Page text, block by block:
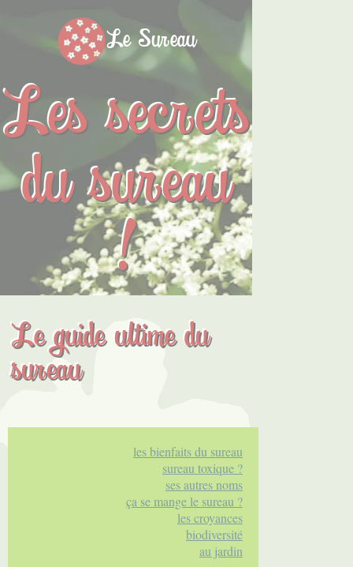
Le Sureau
Les secrets
du sureau
!
Le guide ultime du
sureau
les bienfaits du sureau
sureau toxique ?
ses autres noms
ça se mange le sureau ?
les croyances
biodiversité
au jardin